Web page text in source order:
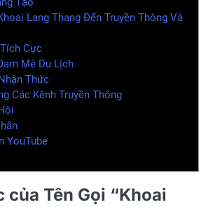
Lang Thang Đến Truyền Thông Và
Cực
Mê Du Lịch
Thức
Các Kênh Truyền Thông
YouTube
của Tên Gọi “Khoai